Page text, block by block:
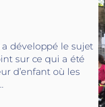
développé le sujet
sur ce qui a été
d’enfant où les